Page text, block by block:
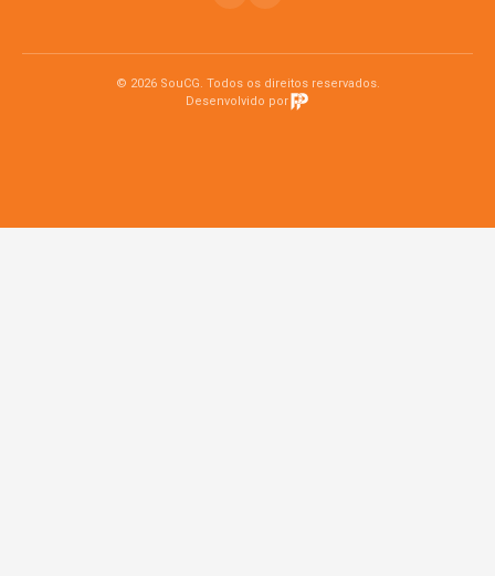
© 2026 SouCG. Todos os direitos reservados.
Desenvolvido por